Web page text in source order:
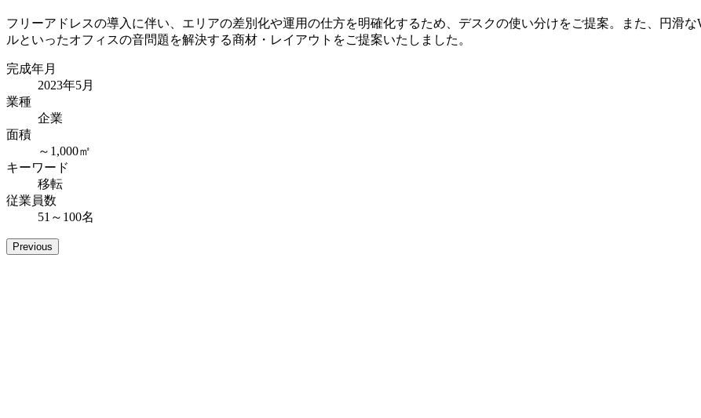
フリーアドレスの導入に伴い、エリアの差別化や運用の仕方を明確化するため、デスクの使い分けをご提案。また、円滑
ルといったオフィスの音問題を解決する商材・レイアウトをご提案いたしました。
完成年月
2023年5月
業種
企業
面積
～1,000㎡
キーワード
移転
従業員数
51～100名
Previous